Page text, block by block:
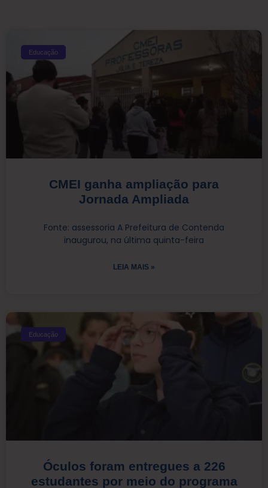
Educação
CMEI ganha ampliação para
Jornada Ampliada
Fonte: assessoria A Prefeitura de Contenda
inaugurou, na última quinta-feira
LEIA MAIS »
Educação
Óculos foram entregues a 226
estudantes por meio do programa